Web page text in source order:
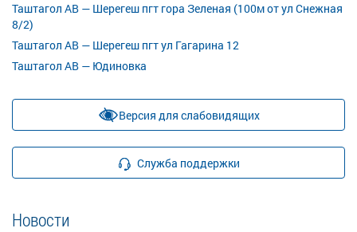
Таштагол АВ — Шерегеш пгт гора Зеленая (100м от ул Снежная
8/2)
Таштагол АВ — Шерегеш пгт ул Гагарина 12
Таштагол АВ — Юдиновка
Версия для слабовидящих
Служба поддержки
Новости